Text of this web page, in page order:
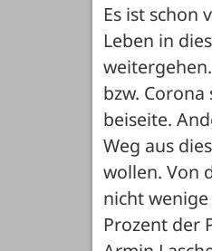
Es ist schon
Leben in
bzw.
beiseite.
Weg aus
wollen. Von
nicht
Prozent der